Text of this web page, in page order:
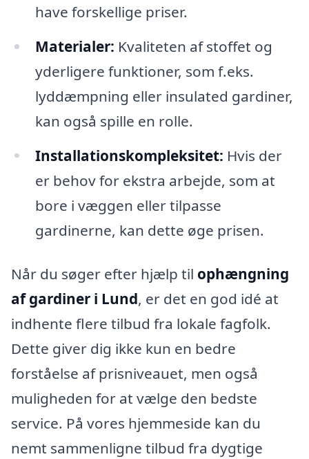
have forskellige priser.
Materialer: Kvaliteten af stoffet og
yderligere funktioner, som f.eks.
lyddæmpning eller insulated gardiner,
kan også spille en rolle.
Installationskompleksitet: Hvis der
er behov for ekstra arbejde, som at
bore i væggen eller tilpasse
gardinerne, kan dette øge prisen.
Når du søger efter hjælp til ophængning
af gardiner i Lund, er det en god idé at
indhente flere tilbud fra lokale fagfolk.
Dette giver dig ikke kun en bedre
forståelse af prisniveauet, men også
muligheden for at vælge den bedste
service. På vores hjemmeside kan du
nemt sammenligne tilbud fra dygtige